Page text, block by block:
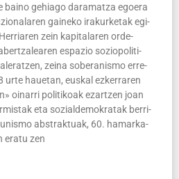
baino gehia­go dara­matza egoe­ra
gai­ne­ko ira­kur­ke­tak egi­
zein kapi­ta­la­ren orde­
espa­zio sozio­po­li­ti­
zei­na sobe­ra­nis­mo erre­
haue­tan, eus­kal ezke­rra­ren
oina­rri poli­ti­koak ezar­tzen joan
eta sozial­de­mo­kra­tak berri­
abs­trak­tuak, 60. hamar­ka­
era­tu zen